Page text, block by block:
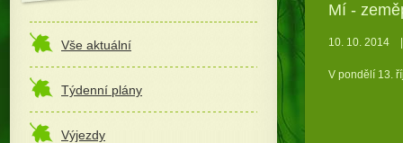
Vše aktuální
Týdenní plány
Výjezdy
Mí -
10. 10. 2014
V pondělí 13.